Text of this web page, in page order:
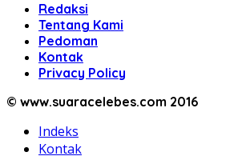
Redaksi
Tentang Kami
Pedoman
Kontak
Privacy Policy
© www.suaracelebes.com 2016
Indeks
Kontak